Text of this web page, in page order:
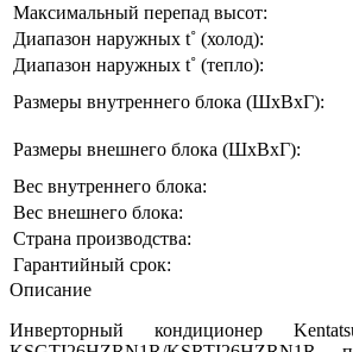
Максимальный перепад высот:
Диапазон наружных t˚ (холод):
Диапазон наружных t˚ (тепло):
Размеры внутреннего блока (ШхВхГ):
Размеры внешнего блока (ШхВхГ):
Вес внутреннего блока:
Вес внешнего блока:
Страна производства:
Гарантийный срок:
Описание
Инверторный кондиционер